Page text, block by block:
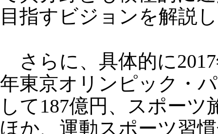
目指すビジョンを解説
さらに、具体的に
年東京オリンピック・
して187億円、スポーツ
ほか、運動スポーツ習